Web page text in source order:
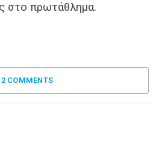
στο πρωτάθλημα.
2 COMMENTS